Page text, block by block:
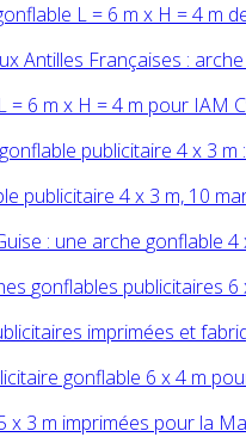
L = 6 m x H = 4 m
Antilles Françaises : arche
= 6 m x H = 4 m pour IAM
gonflable publicitaire 4 x 3
publicitaire 4 x 3 m, 10
: une arche gonflable 4
s gonflables publicitaires 6
imprimées et
gonflable 6 x 4 m
x 3 m imprimées pour la